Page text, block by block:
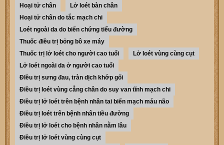
Hoại tử chân
Lở loét bàn chân
Hoại tử chân do tắc mạch chi
Loét ngoài da do biến chứng tiểu đường
Thuốc điều trị bỏng bô xe máy
Thuốc trị lở loét cho người cao tuổi
Lở loét vùng cùng cụt
Lở loét ngoài da ở người cao tuổi
ĐIều trị sưng đau, tràn dịch khớp gối
Điều trị loét vùng cẳng chân do suy van tĩnh mạch chi
Điều trị lở loét trên bệnh nhân tai biến mạch máu não
Điều trị loét trên bệnh nhân tiều đường
Điều trị lở loét cho bệnh nhân nằm lâu
Điều trị lở loét vùng cùng cụt